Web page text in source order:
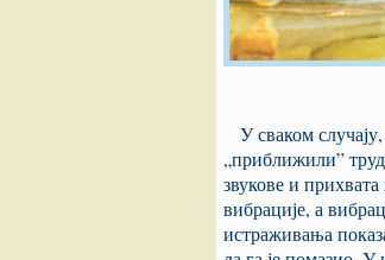
У сваком
„приближили”
звукове и
вибрације, а
истраживања